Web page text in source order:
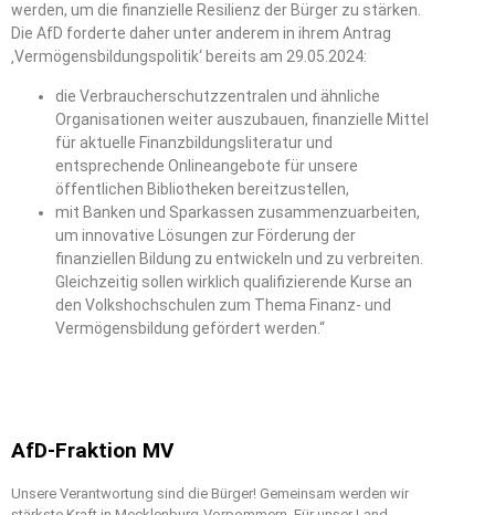
werden, um die finanzielle Resilienz der Bürger zu stärken.
Die AfD forderte daher unter anderem in ihrem Antrag
‚Vermögensbildungspolitik‘ bereits am 29.05.2024:
die Verbraucherschutzzentralen und ähnliche
Organisationen weiter auszubauen, finanzielle Mittel
für aktuelle Finanzbildungsliteratur und
entsprechende Onlineangebote für unsere
öffentlichen Bibliotheken bereitzustellen,
mit Banken und Sparkassen zusammenzuarbeiten,
um innovative Lösungen zur Förderung der
finanziellen Bildung zu entwickeln und zu verbreiten.
Gleichzeitig sollen wirklich qualifizierende Kurse an
den Volkshochschulen zum Thema Finanz- und
Vermögensbildung gefördert werden.“
AfD-Fraktion MV
Unsere Verantwortung sind die Bürger! Gemeinsam werden wir